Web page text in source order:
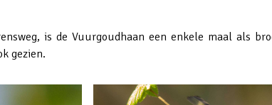
is de Vuurgoudhaan een enkele maal als
gezien.